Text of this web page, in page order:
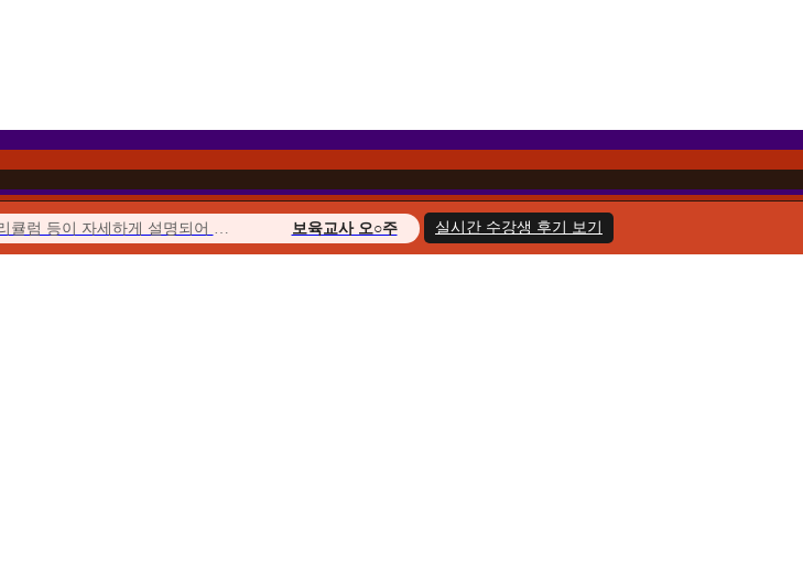
보육교사 오○주
이벤트를 통해 합리적인 가격에 수강할 수 있었고 강의의 질 또한 우수하여...
경영학 이○헌
실시간 수강생 후기 보기